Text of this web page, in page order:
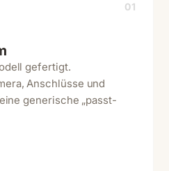
01
gefertigt.
Anschlüsse und
generische „passt-